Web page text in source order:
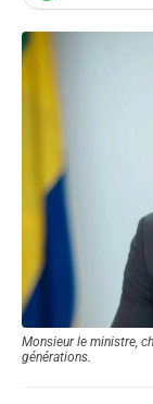
Monsieur le ministre,
générations.